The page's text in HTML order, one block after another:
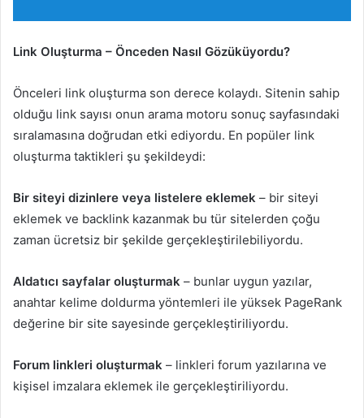
Link Oluşturma – Önceden Nasıl Gözüküyordu?
Önceleri link oluşturma son derece kolaydı. Sitenin sahip
olduğu link sayısı onun arama motoru sonuç sayfasındaki
sıralamasına doğrudan etki ediyordu. En popüler link
oluşturma taktikleri şu şekildeydi:
Bir siteyi dizinlere veya listelere eklemek – bir siteyi
eklemek ve backlink kazanmak bu tür sitelerden çoğu
zaman ücretsiz bir şekilde gerçekleştirilebiliyordu.
Aldatıcı sayfalar oluşturmak – bunlar uygun yazılar,
anahtar kelime doldurma yöntemleri ile yüksek PageRank
değerine bir site sayesinde gerçekleştiriliyordu.
Forum linkleri oluşturmak – linkleri forum yazılarına ve
kişisel imzalara eklemek ile gerçekleştiriliyordu.